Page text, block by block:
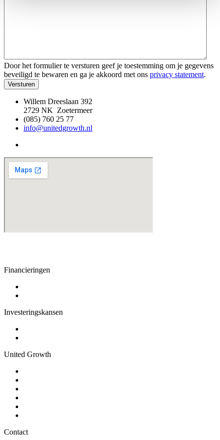
Door het formulier te versturen geef je toestemming om je gegevens
beveiligd te bewaren en ga je akkoord met ons privacy statement.
Versturen
Willem Dreeslaan 392
2729 NK Zoetermeer
(085) 760 25 77
info@unitedgrowth.nl
Financieringen
Investeringskansen
United Growth
Contact